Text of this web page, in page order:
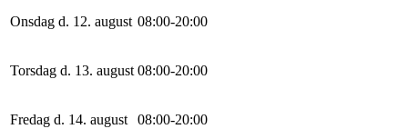
Onsdag d. 12. august 08:00-20:00
Torsdag d. 13. august 08:00-20:00
Fredag d. 14. august 08:00-20:00